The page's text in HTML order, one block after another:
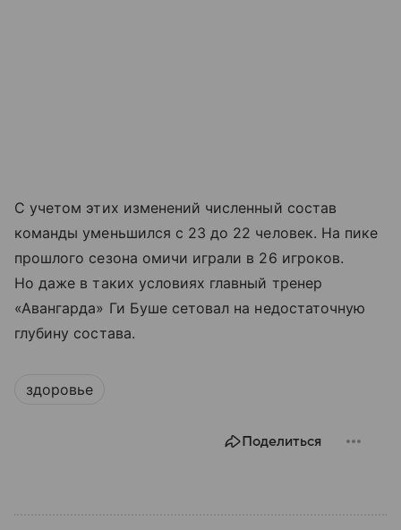
С учетом этих изменений численный состав
команды уменьшился с 23 до 22 человек. На пике
прошлого сезона омичи играли в 26 игроков.
Но даже в таких условиях главный тренер
«Авангарда» Ги Буше сетовал на недостаточную
глубину состава.
здоровье
Поделиться